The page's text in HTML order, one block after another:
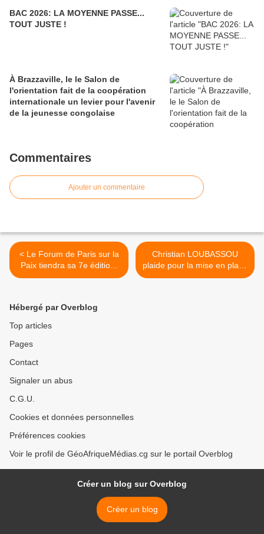
BAC 2026: LA MOYENNE PASSE...
TOUT JUSTE !
À Brazzaville, le le Salon de
l'orientation fait de la coopération
internationale un levier pour l'avenir
de la jeunesse congolaise
Commentaires
Ajouter un commentaire
< Le Forum de Paris sur la
Paix tiendra sa 7e édition
les 11 et 12 novembre 2024
Christian LOUBASSOU
plaide pour la mise en place
d'un Mécanisme National
Hébergé par Overblog
Top articles
Pages
Contact
Signaler un abus
C.G.U.
Cookies et données personnelles
Préférences cookies
Voir le profil de GéoAfriqueMédias.cg sur le portail Overblog
Créer un blog sur Overblog
Créer un blog